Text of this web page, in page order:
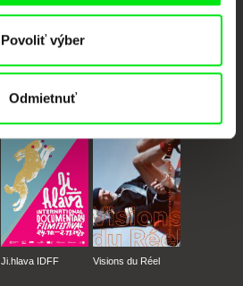
Povoliť výber
OdmietnuťMillennium Docs
Against Gravity
Ji.hlava IDFF Visions du Réel